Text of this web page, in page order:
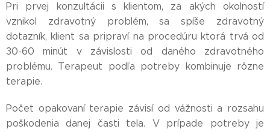
Pri prvej konzultácii s klientom, za akých okolností
vznikol zdravotný problém, sa spíše zdravotný
dotazník, klient sa pripraví na procedúru ktorá trvá od
30-60 minút v závislosti od daného zdravotného
problému. Terapeut podľa potreby kombinuje rôzne
terapie.
Počet opakovaní terapie závisí od vážnosti a rozsahu
poškodenia danej časti tela. V prípade potreby je